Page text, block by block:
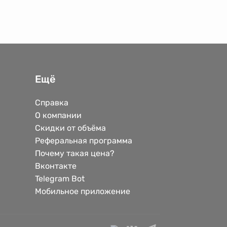
Ещё
Справка
О компании
Скидки от объёма
Реферальная программа
Почему такая цена?
Вконтакте
Telegram Bot
Мобильное приложение